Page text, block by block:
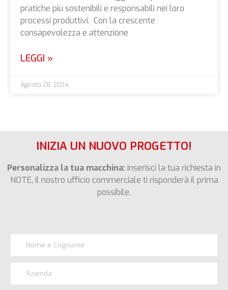
pratiche più sostenibili e responsabili nei loro
processi produttivi. Con la crescente
consapevolezza e attenzione
LEGGI »
Agosto 28, 2024
INIZIA UN NUOVO PROGETTO!
Personalizza la tua macchina:inserisci la tua richiesta in
NOTE, il nostro ufficio commerciale ti risponderà il prima
possibile.